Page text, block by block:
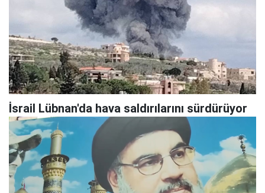
İsrail Lübnan'da hava saldırılarını sürdürüyor